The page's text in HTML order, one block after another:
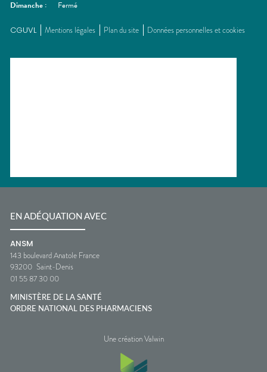
Dimanche : Fermé
CGUVL Mentions légales Plan du site Données personnelles et cookies
EN ADÉQUATION AVEC
ANSM
143 boulevard Anatole France
93200 Saint-Denis
01 55 87 30 00
MINISTÈRE DE LA SANTÉ
ORDRE NATIONAL DES PHARMACIENS
Une création Valwin